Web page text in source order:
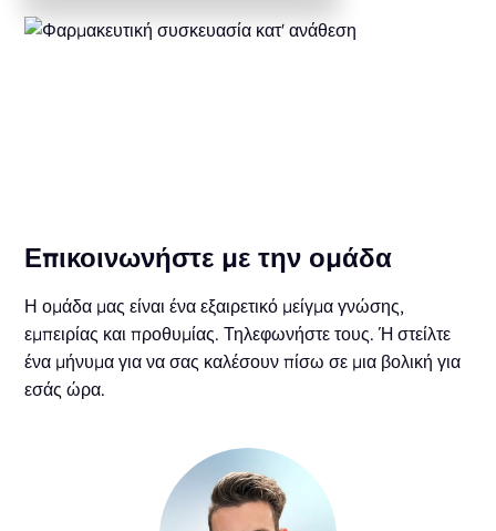
Επικοινωνήστε με την ομάδα
Η ομάδα μας είναι ένα εξαιρετικό μείγμα γνώσης,
εμπειρίας και προθυμίας. Τηλεφωνήστε τους. Ή στείλτε
ένα μήνυμα για να σας καλέσουν πίσω σε μια βολική για
εσάς ώρα.